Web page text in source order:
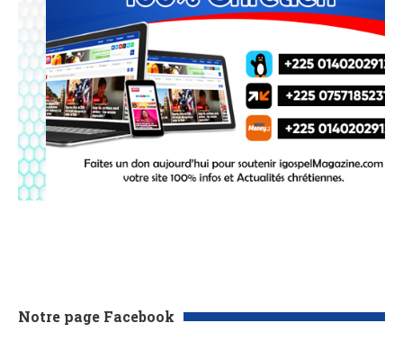
Notre page Facebook